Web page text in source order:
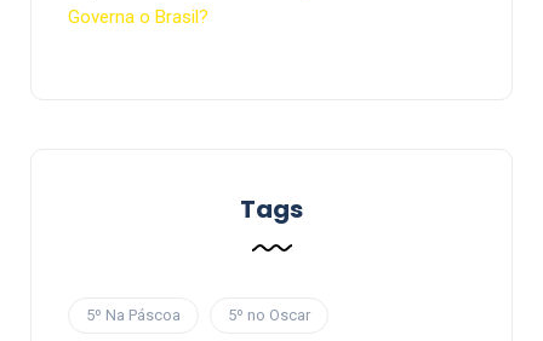
Governa o Brasil?
Tags
5º Na Páscoa 5º no Oscar